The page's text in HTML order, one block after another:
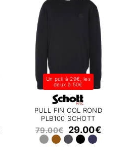
Un pull à 29€, les
deux à 50€
PULL FIN COL ROND
PLB100 SCHOTT
79.00€ 29.00€